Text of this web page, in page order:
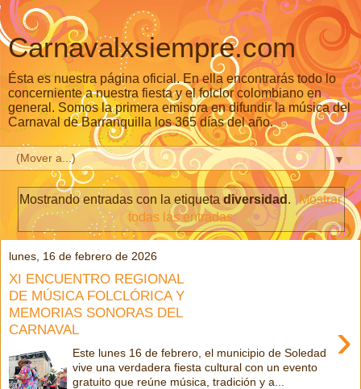
Carnavalxsiempre.com
Ésta es nuestra página oficial. En ella encontrarás todo lo
concerniente a nuestra fiesta y el folclor colombiano en
general. Somos la primera emisora en difundir la música del
Carnaval de Barranquilla los 365 días del año.
▼
Mostrando entradas con la etiquetadiversidad .
Mostrar
todas las entradas
lunes, 16 de febrero de 2026
XI ENCUENTRO REGIONAL
DE MÚSICA FOLCLÓRICA Y
MEMORIAS SONORAS DEL
CARNAVAL
›
Este lunes 16 de febrero, el municipio de Soledad
vive una verdadera fiesta cultural con un evento
gratuito que reúne música, tradición y a...